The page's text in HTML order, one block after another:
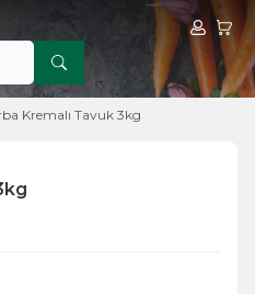
Hesabım
Kremalı Tavuk 3kg